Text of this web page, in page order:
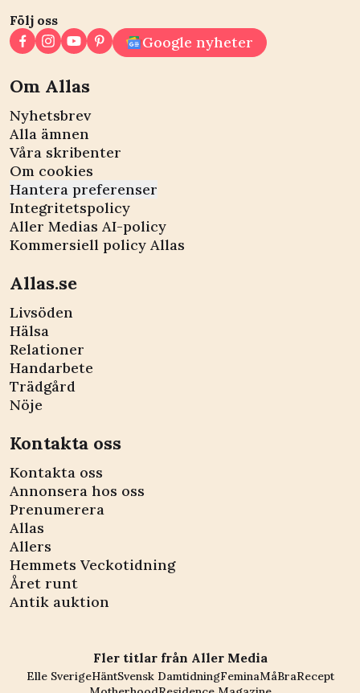
Följ oss
Google nyheter
Om Allas
Nyhetsbrev
Alla ämnen
Våra skribenter
Om cookies
Hantera preferenser
Integritetspolicy
Aller Medias AI-policy
Kommersiell policy Allas
Allas.se
Livsöden
Hälsa
Relationer
Handarbete
Trädgård
Nöje
Kontakta oss
Kontakta oss
Annonsera hos oss
Prenumerera
Allas
Allers
Hemmets Veckotidning
Året runt
Antik auktion
Fler titlar från Aller Media
Elle SverigeHäntSvensk DamtidningFeminaMåBraRecept